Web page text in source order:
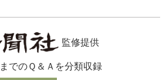
監修提供
でのＱ＆Ａを分類収録